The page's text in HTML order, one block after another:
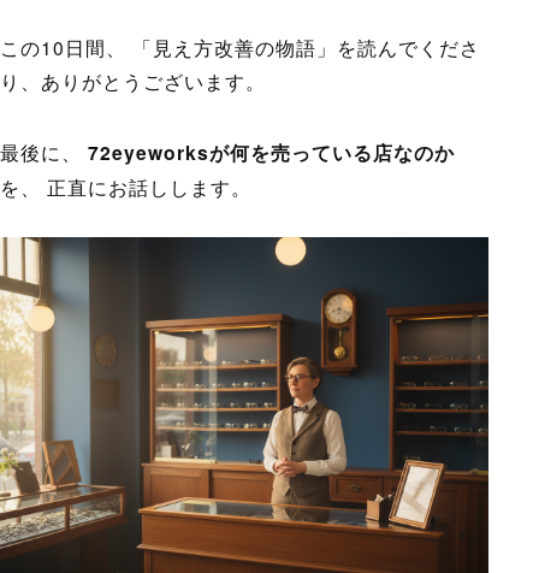
この10日間、 「見え方改善の物語」を読んでくださ
り、ありがとうございます。
最後に、 72eyeworksが何を売っている店なのか
を、 正直にお話しします。